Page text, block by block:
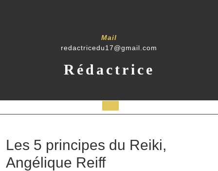
Mail
redactricedu17@gmail.com
Rédactrice
Les 5 principes du Reiki,
Angélique Reiff